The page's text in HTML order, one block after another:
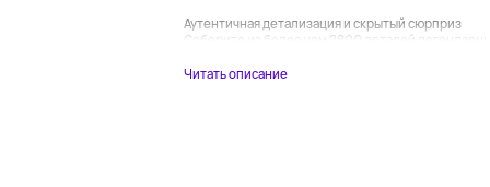
Аутентичная детализация и скрытый сюрприз
Соберите из более чем 2800 деталей
Читать описание